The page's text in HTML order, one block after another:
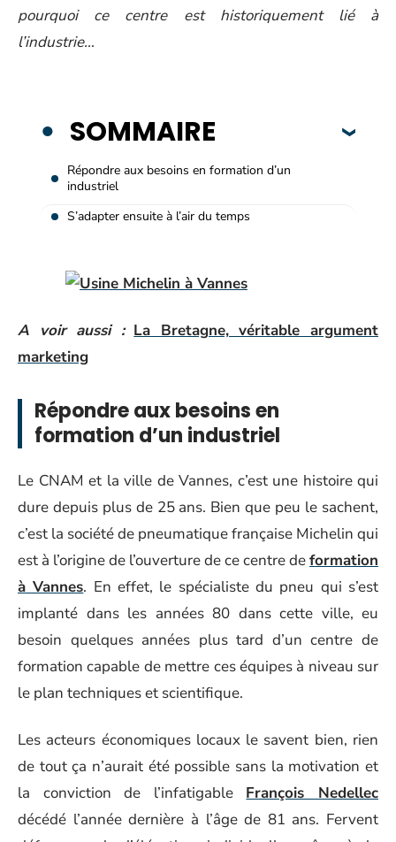
pourquoi ce centre est historiquement lié à
l’industrie…
SOMMAIRE
Répondre aux besoins en formation d’un
industriel
S’adapter ensuite à l’air du temps
A voir aussi : La Bretagne, véritable argument
marketing
Répondre aux besoins en
formation d’un industriel
Le CNAM et la ville de Vannes, c’est une histoire qui
dure depuis plus de 25 ans. Bien que peu le sachent,
c’est la société de pneumatique française Michelin qui
est à l’origine de l’ouverture de ce centre deformation
à Vannes. En effet, le spécialiste du pneu qui s’est
implanté dans les années 80 dans cette ville, eu
besoin quelques années plus tard d’un centre de
formation capable de mettre ces équipes à niveau sur
le plan techniques et scientifique.
Les acteurs économiques locaux le savent bien, rien
de tout ça n’aurait été possible sans la motivation et
la conviction de l’infatigable François Nedellec
décédé l’année dernière à l’âge de 81 ans. Fervent